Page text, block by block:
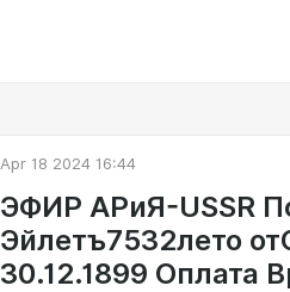
Apr 18 2024 16:44
ЭФИР АРиЯ-USSR
Эйлетъ7532лето
30.12.1899 Оплата